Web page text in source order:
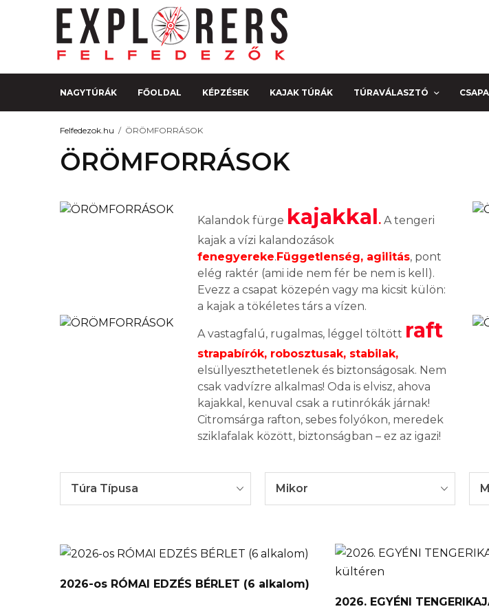
NAGYTÚRÁK FŐOLDAL KÉPZÉSEK KAJAK TÚRÁK TÚRAVÁLASZTÓ
Felfedezok.hu ÖRÖMFORRÁSOK
ÖRÖMFORRÁSOK
Kalandok fürge kajakkal. A tengeri
kajak a vízi kalandozások
fenegyereke.Függetlenség, agilitás, pont
elég raktér (ami ide nem fér be nem is kell).
Evezz a csapat közepén vagy ma kicsit külön:
a kajak a tökéletes társ a vízen.
A vastagfalú, rugalmas, léggel töltött raft
strapabírók, robosztusak, stabilak,
elsüllyeszthetetlenek és biztonságosak. Nem
csak vadvízre alkalmas! Oda is elvisz, ahova
kajakkal, kenuval csak a rutinrókák járnak!
Citromsárga rafton, sebes folyókon, meredek
sziklafalak között, biztonságban – ez az igazi!
Túra Típusa Mikor
2026-os RÓMAI EDZÉS BÉRLET (6 alkalom)
2026. EGYÉNI